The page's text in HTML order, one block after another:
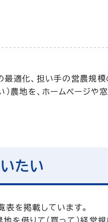
適化、担い手の営農規
）農地を、ホームページ
たい
を掲載しています。